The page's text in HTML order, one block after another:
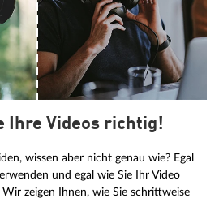
Ihre Videos richtig!
wissen aber nicht genau wie? Egal
und egal wie Sie Ihr Video
zeigen Ihnen, wie Sie schrittweise